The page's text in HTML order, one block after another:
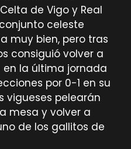
de Vigo y Real
celeste
muy bien, pero tras
consiguió volver a
la última jornada
por 0-1 en su
vigueses pelearán
mesa y volver a
de los gallitos de